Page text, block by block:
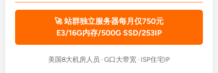
🚀 站群独立服务器每月仅750元
E3/16G内存/500G SSD/253IP
美国8大机房人员 · G口大带宽 · ISP住宅IP